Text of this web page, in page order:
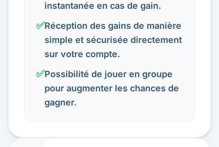
instantanée en cas de gain.
✅Réception des gains de manière
simple et sécurisée directement
sur votre compte.
✅Possibilité de jouer en groupe
pour augmenter les chances de
gagner.